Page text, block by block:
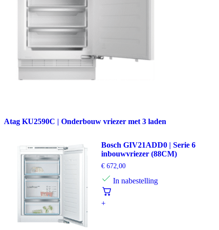
Atag KU2590C | Onderbouw vriezer met 3 laden
Bosch GIV21ADD0 | Serie 6
inbouwvriezer (88CM)
€672,00
In nabestelling
+